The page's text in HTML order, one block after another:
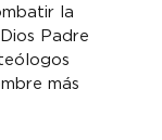
la
Padre
más